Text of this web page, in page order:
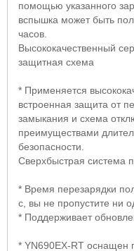
помощью указанного
вспышка может быть
часов.
Высококачественный
защитная схема
* Применяется
встроенная защита от
замыкания и схема
преимуществами
безопасности.
Сверхбыстрая система
* Время перезарядки
с, вы не пропустите ни
* Поддерживает
* YN690EX-RT оснащен